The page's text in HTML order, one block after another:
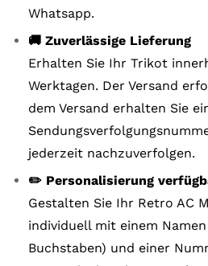
Whatsapp.
🚚 Zuverlässige Lieferung
Erhalten Sie Ihr Trikot
Werktagen. Der Versand
dem Versand erhalten Sie
jederzeit nachzuverfolgen.
✏️ Personalisierung
Gestalten Sie Ihr Retro AC
individuell mit einem Namen
Buchstaben) und einer